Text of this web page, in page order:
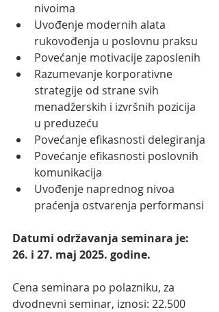
nivoima
Uvođenje modernih alata
rukovođenja u poslovnu praksu
Povećanje motivacije zaposlenih
Razumevanje korporativne
strategije od strane svih
menadžerskih i izvršnih pozicija
u preduzeću
Povećanje efikasnosti delegiranja
Povećanje efikasnosti poslovnih
komunikacija
Uvođenje naprednog nivoa
praćenja ostvarenja performansi
Datumi održavanja seminara je:
26. i 27. maj 2025. godine.
Cena seminara po polazniku, za
dvodnevni seminar, iznosi: 22.500